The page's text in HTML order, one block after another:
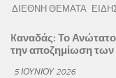
ΔΙΕΘΝΗ ΘΕΜΑΤΑ
Kαναδάς: Το Ανώτατο
την αποζημίωση των
5 ΙΟΥΝΊΟΥ 2026